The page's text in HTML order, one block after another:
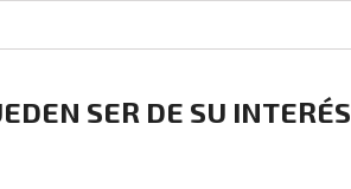
SER DE SU INTERÉS